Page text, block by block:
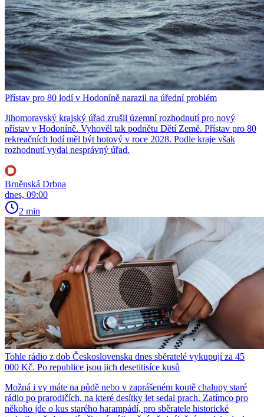
Přístav pro 80 lodí v Hodoníně narazil na úřední problém
Jihomoravský krajský úřad zrušil územní rozhodnutí pro nový
přístav v Hodoníně. Vyhověl tak podnětu Dětí Země. Přístav pro 80
rekreačních lodí měl být hotový v roce 2028. Podle kraje však
rozhodnutí vydal nesprávný úřad.
Brněnská Drbna
dnes, 09:00
2 min
Tohle rádio z dob Československa dnes sběratelé vykupují za 45
000 Kč. Po republice jsou jich desetitisíce kusů
Možná i vy máte na půdě nebo v zaprášeném koutě chalupy staré
rádio po prarodičích, na které desítky let sedal prach. Zatímco pro
někoho jde o kus starého harampádí, pro sběratele historické